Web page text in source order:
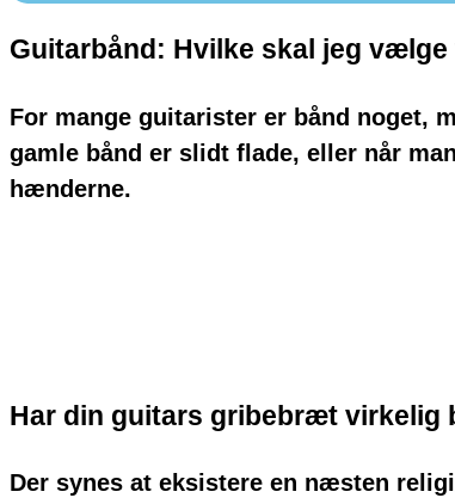
Guitarbånd: Hvilke skal jeg
For mange guitarister er bånd noget,
gamle bånd er slidt flade, eller når
hænderne.
Har din guitars gribebræt virkelig
Der synes at eksistere en næsten